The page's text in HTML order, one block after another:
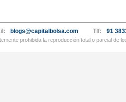
blogs@capitalbolsa.com Tlf: 91
prohibida la reproducción total o parcial de